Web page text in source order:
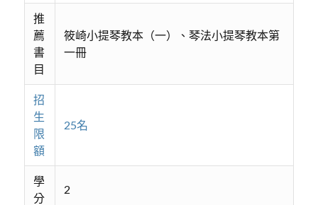
推
薦
書
目
筱崎小提琴教本（一）、琴法小提琴教本第
一冊
招
生
限
額
25名
學
分
2